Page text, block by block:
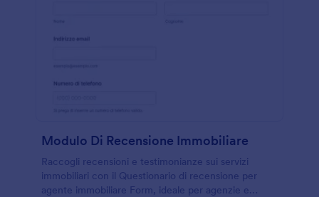
Modulo Di Recensione Immobiliare
Raccogli recensioni e testimonianze sui servizi
immobiliari con il Questionario di recensione per
agente immobiliare Form, ideale per agenzie e